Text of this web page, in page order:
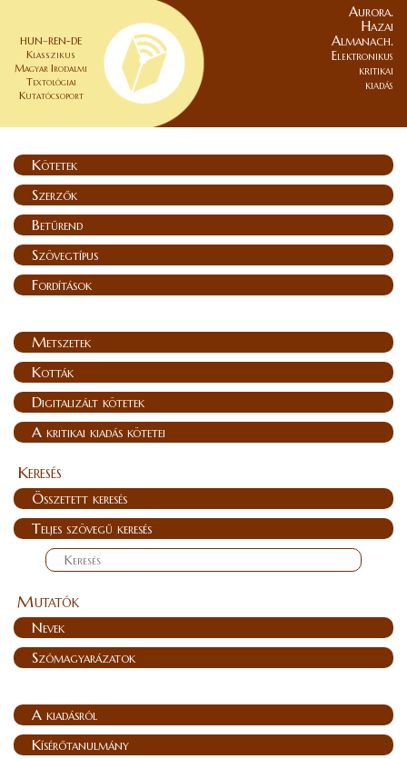
HUN–REN-DE
Klasszikus
Magyar Irodalmi
Textológiai
Kutatócsoport
Aurora.
Hazai
Almanach.
Elektronikus
kritikai
kiadás
Kötetek
Szerzők
Betűrend
Szövegtípus
Fordítások
Metszetek
Kották
Digitalizált kötetek
A kritikai kiadás kötetei
Keresés
Összetett keresés
Teljes szövegű keresés
Mutatók
Nevek
Szómagyarázatok
A kiadásról
Kísérőtanulmány